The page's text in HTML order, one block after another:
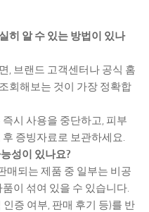
히 알 수 있는 방법이 있나
, 브랜드 고객센터나 공식 홈
회해보는 것이 가장 정확합
시 사용을 중단하고, 피부
증빙자료로 보관하세요.
성이 있나요?
매되는 제품 중 일부는 비공
이 섞여 있을 수 있습니다.
증 여부, 판매 후기 등)를 반